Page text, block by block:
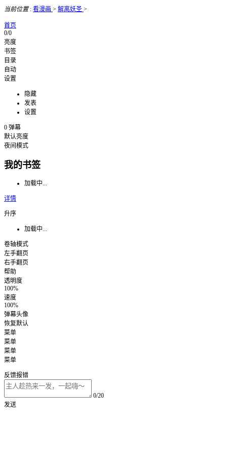
当前位置: 看漫画 > 解离妖圣 >
首页
0/0
亮度
书签
目录
自动
设置
隐藏
发表
设置
0 弹幕
默认亮度
夜间模式
我的书签
加载中...
详情
升序
加载中...
卷轴模式
左手翻页
右手翻页
帮助
透明度
100%
速度
100%
弹幕头像
恢复默认
菜单
菜单
菜单
菜单
反馈报错
0/20
发送